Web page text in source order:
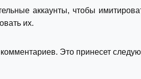
аккаунты, чтобы
их.
Это принесет